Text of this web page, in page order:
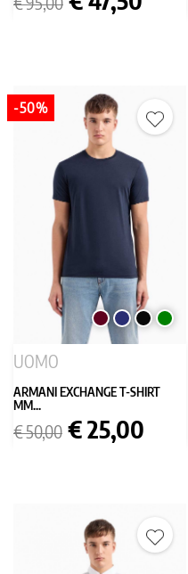
base
BORDEAUX
BLU
SCURO
NEROVERDE
UOMO
ARMANI EXCHANGE T-SHIRT
MM...
Prezzo
base
€ 50,00 Prezzo
€ 25,00
-50%